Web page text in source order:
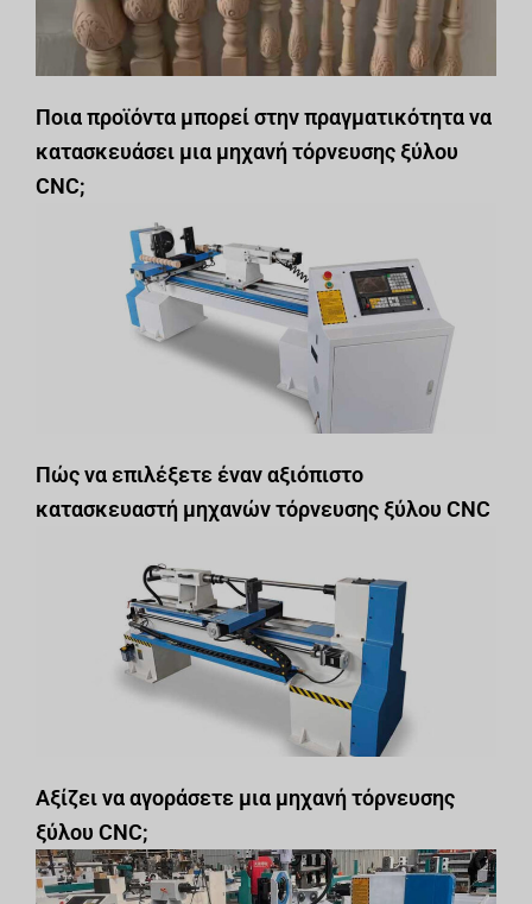
Ποια προϊόντα μπορεί στην πραγματικότητα να
κατασκευάσει μια μηχανή τόρνευσης ξύλου
CNC;
Πώς να επιλέξετε έναν αξιόπιστο
κατασκευαστή μηχανών τόρνευσης ξύλου CNC
Αξίζει να αγοράσετε μια μηχανή τόρνευσης
ξύλου CNC;